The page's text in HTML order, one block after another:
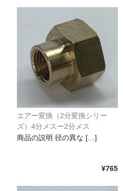
エアー変換（2分変換シリー
ズ）4分メスー2分メス
商品の説明 径の異な […]
¥765